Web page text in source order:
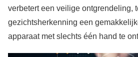
verbetert een veilige ontgrendeling,
gezichtsherkenning een
apparaat met slechts één hand te